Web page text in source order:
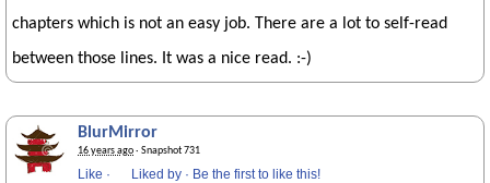
chapters which is not an easy job. There are a lot to self-read
between those lines. It was a nice read. :-)
BlurMirror
16 years ago· Snapshot 731
Like · Liked by · Be the first to like this!